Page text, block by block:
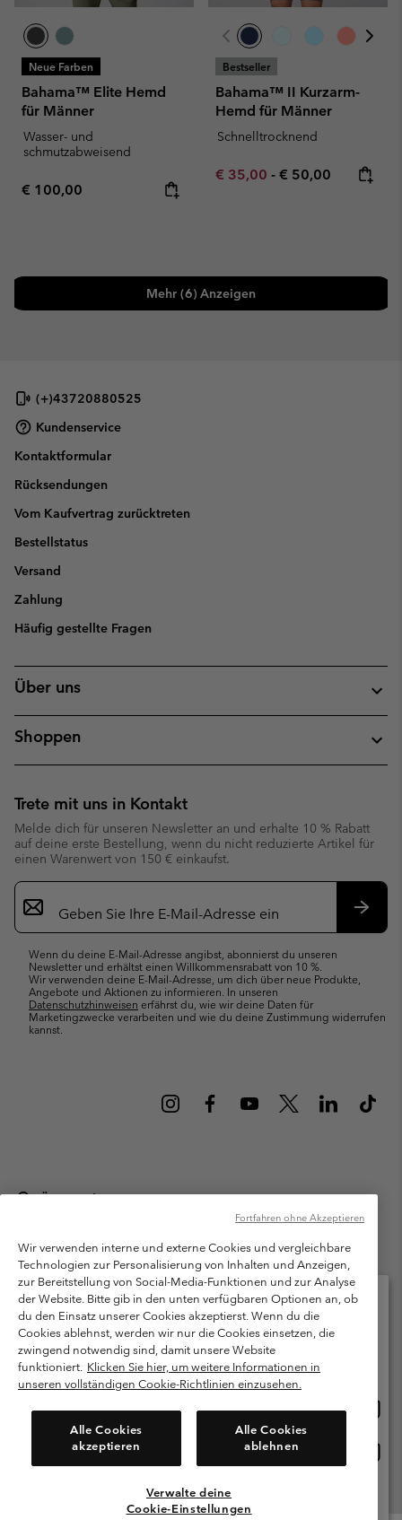
Neue Farben
Bahama™ Elite Hemd
für Männer
Wasser- und
schmutzabweisend
Regular price:
€ 100,00
Bestseller
Bahama™ II Kurzarm-
Hemd für Männer
Schnelltrocknend
Minimum sale price:
€ 35,00 - Maximum price:
€ 50,00
Mehr (6) Anzeigen
(+)43720880525
Kundenservice
Kontaktformular
Rücksendungen
Vom Kaufvertrag zurücktreten
Bestellstatus
Versand
Zahlung
Häufig gestellte Fragen
Über uns
Shoppen
Trete mit uns in Kontakt
Melde dich für unseren Newsletter an und erhalte 10 % Rabatt
auf deine erste Bestellung, wenn du nicht reduzierte Artikel für
einen Warenwert von 150 € einkaufst.
Newsletter-
Anmeldung
Wenn du deine E-Mail-Adresse angibst, abonnierst du unseren
Newsletter und erhältst einen Willkommensrabatt von 10 %.
Wir verwenden deine E-Mail-Adresse, um dich über neue Produkte,
Angebote und Aktionen zu informieren. In unseren
Datenschutzhinweisen erfährst du, wie wir deine Daten für
Marketingzwecke verarbeiten und wie du deine Zustimmung widerrufen
kannst.
Österreich
Columbia Sportswear Austria GmbH. Moosfeldstraße 1, 5101
Bergheim, Salzburg Österreich. Alle Rechte vorbehalten.
Nutzungsbedingungen
Allgemeine Verkaufsbedingungen
Garantie
Datenschutzerklärung
Bestimmungen und Bedingungen des Mitglieder Programms
Nutzungsbedingungen Für Nutzergenerierte Inhalte
Cookies
Kundenservice: Mo- Fr. 9:00 - 13:00 & 14:00- 18:00 Uhr
(+)43720880525
Wir verwenden interne und externe Cookies und vergleichbare
Technologien zur Personalisierung von Inhalten und Anzeigen,
zur Bereitstellung von Social-Media-Funktionen und zur Analyse
der Website. Bitte gib in den unten verfügbaren Optionen an, ob
du den Einsatz unserer Cookies akzeptierst. Wenn du die
Cookies ablehnst, werden wir nur die Cookies einsetzen, die
zwingend notwendig sind, damit unsere Website
funktioniert. Klicken Sie hier, um weitere Informationen in
unseren vollständigen Cookie-Richtlinien einzusehen.
Alle Cookies
akzeptieren
Alle Cookies
ablehnen
Verwalte deine
Cookie-Einstellungen
Fortfahren ohne Akzeptieren
Bitte wählen Sie Ihr Lieferland und Ihre Sprache
Online-Einkauf verfügbar
Österreich
Alle Länder Anzeigen